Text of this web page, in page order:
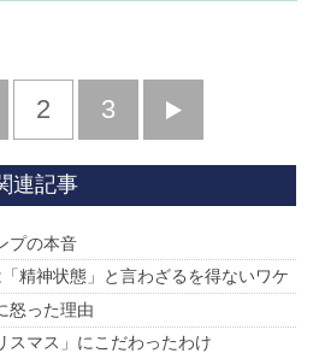
2 3
へ
連記事
プの本音
精神状態」と言わざるを得ないワケ
怒った理由
スマス」にこだわったわけ